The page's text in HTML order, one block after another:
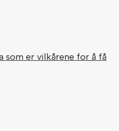
som er vilkårene for å få